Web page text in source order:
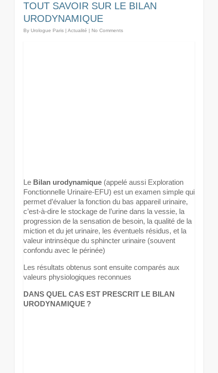
TOUT SAVOIR SUR LE BILAN
URODYNAMIQUE
By Urologue Paris | Actualité | No Comments
Le Bilan urodynamique (appelé aussi Exploration
Fonctionnelle Urinaire-EFU) est un examen simple qui
permet d’évaluer la fonction du bas appareil urinaire,
c’est-à-dire le stockage de l’urine dans la vessie, la
progression de la sensation de besoin, la qualité de la
miction et du jet urinaire, les éventuels résidus, et la
valeur intrinsèque du sphincter urinaire (souvent
confondu avec le périnée)
Les résultats obtenus sont ensuite comparés aux
valeurs physiologiques reconnues
DANS QUEL CAS EST PRESCRIT LE BILAN
URODYNAMIQUE ?